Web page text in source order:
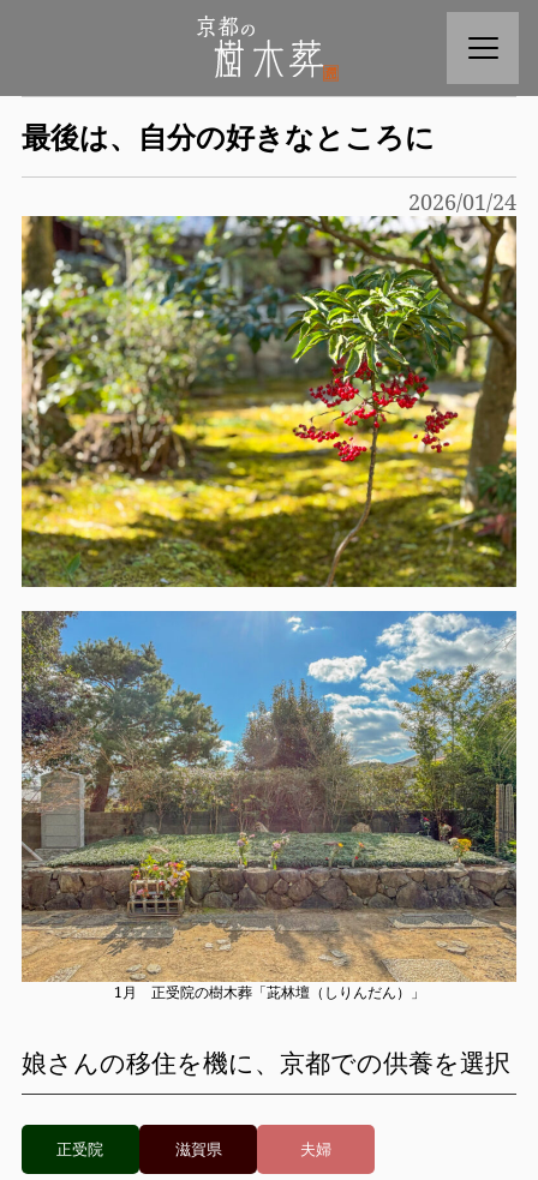
最後は、自分の好きなところに
2026/01/24
1月 正受院の樹木葬「茈林壇（しりんだん）」
娘さんの移住を機に、京都での供養を選択
正受院 滋賀県 夫婦